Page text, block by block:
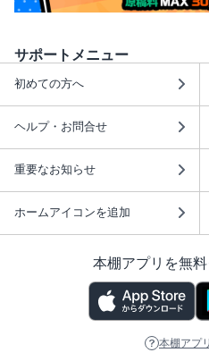
サポートメニュー
初めての方へ
ヘルプ・お問合せ
重要なお知らせ
ホームアイコンを追加
本棚アプリを無料
本棚アプ